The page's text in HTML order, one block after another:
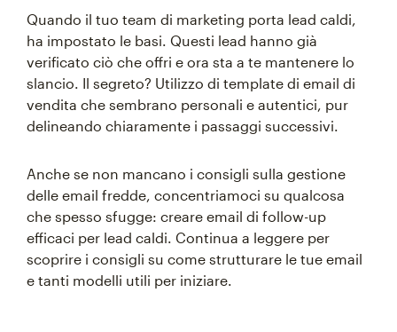
Quando il tuo team di marketing porta lead caldi,
ha impostato le basi. Questi lead hanno già
verificato ciò che offri e ora sta a te mantenere lo
slancio. Il segreto? Utilizzo di template di email di
vendita che sembrano personali e autentici, pur
delineando chiaramente i passaggi successivi.
Anche se non mancano i consigli sulla gestione
delle email fredde, concentriamoci su qualcosa
che spesso sfugge: creare email di follow-up
efficaci per lead caldi. Continua a leggere per
scoprire i consigli su come strutturare le tue email
e tanti modelli utili per iniziare.